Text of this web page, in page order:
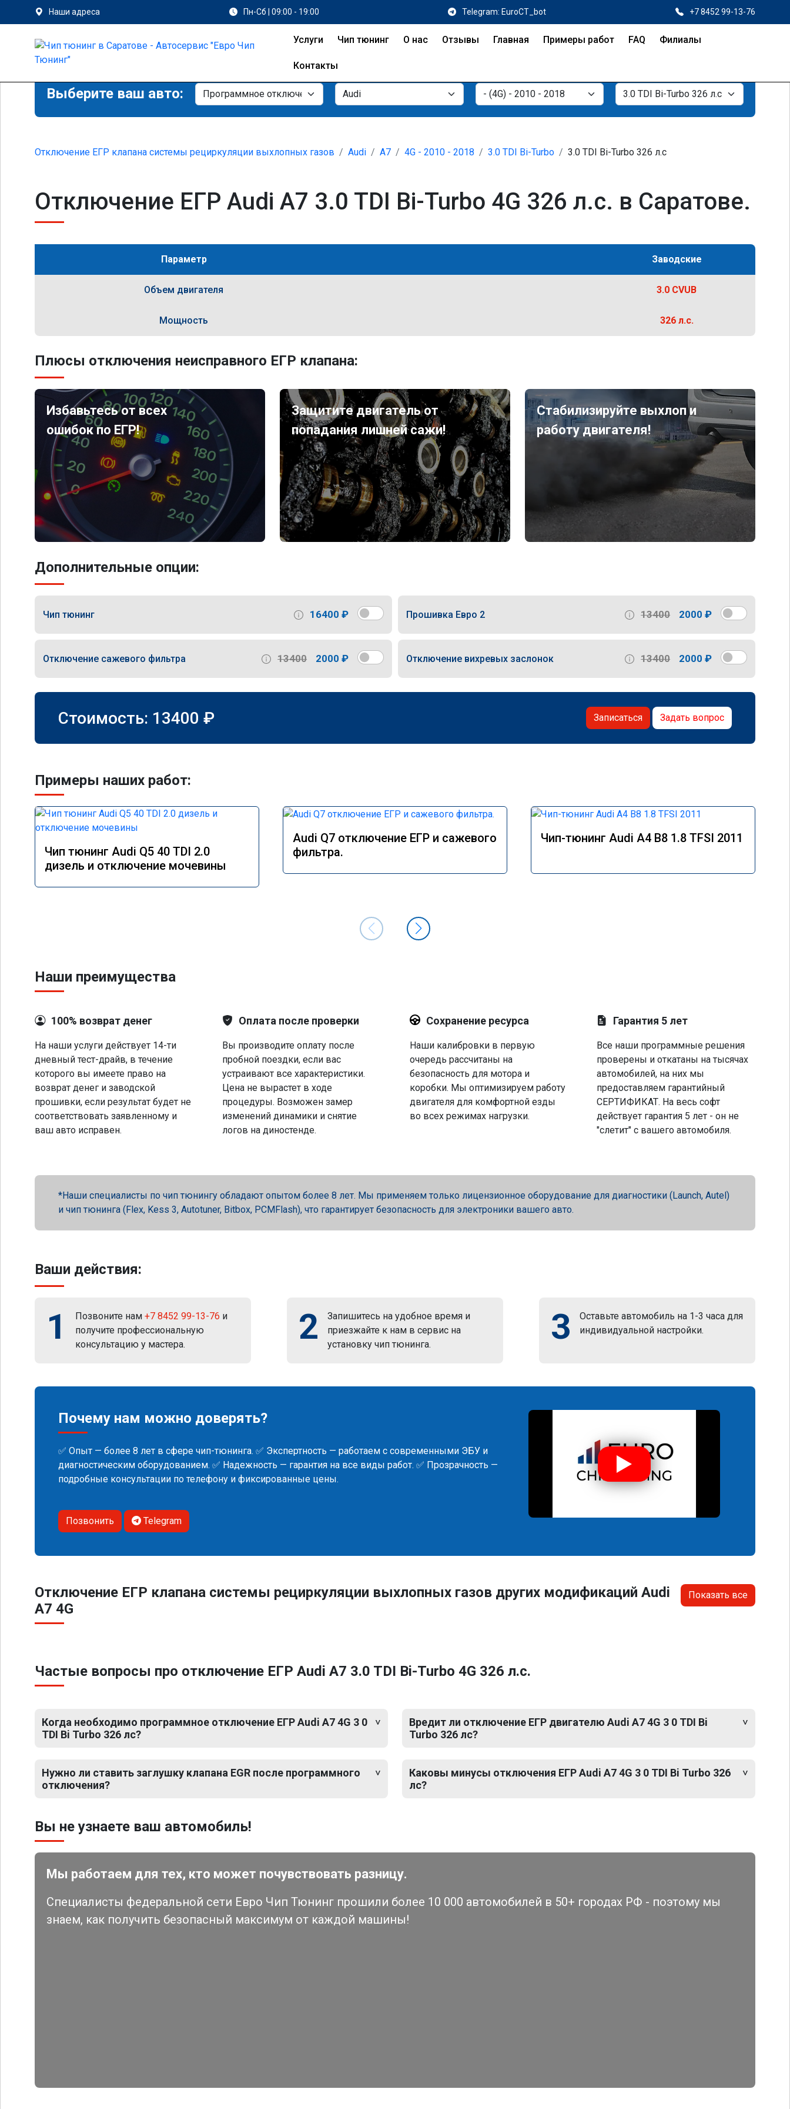
Наши адреса Пн-Сб | 09:00 - 19:00 Telegram: EuroCT_bot +7 8452 99-13-76
Услуги Чип тюнинг О нас Отзывы Главная Примеры работ FAQ Филиалы
Контакты
Выберите ваш авто:
Отключение ЕГР клапана системы рециркуляции выхлопных газов Audi A7 4G - 2010 - 2018 3.0 TDI Bi-Turbo 3.0 TDI Bi-Turbo 326 л.с
Отключение ЕГР Audi A7 3.0 TDI Bi-Turbo 4G 326 л.с. в Саратове.
Параметр Заводские
Объем двигателя 3.0 CVUB
Мощность 326 л.с.
Плюсы отключения неисправного ЕГР клапана:
Избавьтесь от всех
ошибок по ЕГР!
Защитите двигатель от
попадания лишней сажи!
Стабилизируйте выхлоп и
работу двигателя!
Дополнительные опции:
Чип тюнинг 16400 ₽ Прошивка Евро 2 13400 2000 ₽
Отключение сажевого фильтра 13400 2000 ₽ Отключение вихревых заслонок 13400 2000 ₽
Стоимость: 13400 ₽ Записаться Задать вопрос
Примеры наших работ:
Чип тюнинг Audi Q5 40 TDI 2.0
дизель и отключение мочевины
Audi Q7 отключение ЕГР и сажевого
фильтра.
Чип-тюнинг Audi A4 B8 1.8 TFSI 2011
Наши преимущества
100% возврат денег
На наши услуги действует 14-ти
дневный тест-драйв, в течение
которого вы имеете право на
возврат денег и заводской
прошивки, если результат будет не
соответствовать заявленному и
ваш авто исправен.
Оплата после проверки
Вы производите оплату после
пробной поездки, если вас
устраивают все характеристики.
Цена не вырастет в ходе
процедуры. Возможен замер
изменений динамики и снятие
логов на диностенде.
Сохранение ресурса
Наши калибровки в первую
очередь рассчитаны на
безопасность для мотора и
коробки. Мы оптимизируем работу
двигателя для комфортной езды
во всех режимах нагрузки.
Гарантия 5 лет
Все наши программные решения
проверены и откатаны на тысячах
автомобилей, на них мы
предоставляем гарантийный
СЕРТИФИКАТ. На весь софт
действует гарантия 5 лет - он не
"слетит" с вашего автомобиля.
Наши специалисты по чип тюнингу обладают опытом более 8 лет. Мы применяем только лицензионное оборудование для диагностики (Launch, Autel)
и чип тюнинга (Flex, Kess 3, Autotuner, Bitbox, PCMFlash), что гарантирует безопасность для электроники вашего авто.
Ваши действия:
1 Позвоните нам +7 8452 99-13-76 и
получите профессиональную
консультацию у мастера.
2
Запишитесь на удобное время и
приезжайте к нам в сервис на
установку чип тюнинга.
3
Оставьте автомобиль на 1-3 часа для
индивидуальной настройки.
Почему нам можно доверять?
✅ Опыт — более 8 лет в сфере чип-тюнинга. ✅ Экспертность — работаем с современными ЭБУ и
диагностическим оборудованием. ✅ Надежность — гарантия на все виды работ. ✅ Прозрачность —
подробные консультации по телефону и фиксированные цены.
Позвонить Telegram
Отключение ЕГР клапана системы рециркуляции выхлопных газов других модификаций Audi
A7 4G
Показать все
Частые вопросы про отключение ЕГР Audi A7 3.0 TDI Bi-Turbo 4G 326 л.с.
Когда необходимо программное отключение ЕГР Audi A7 4G 3 0
TDI Bi Turbo 326 лс?
Нужно ли ставить заглушку клапана EGR после программного
отключения?
Вредит ли отключение ЕГР двигателю Audi A7 4G 3 0 TDI Bi
Turbo 326 лс?
Каковы минусы отключения ЕГР Audi A7 4G 3 0 TDI Bi Turbo 326
лс?
Вы не узнаете ваш автомобиль!
Мы работаем для тех, кто может почувствовать разницу.
Специалисты федеральной сети Евро Чип Тюнинг прошили более 10 000 автомобилей в 50+ городах РФ - поэтому мы
знаем, как получить безопасный максимум от каждой машины!